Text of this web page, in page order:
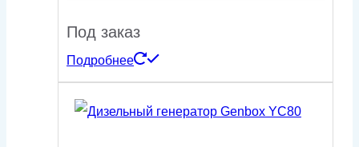
Под заказ
Подробнее